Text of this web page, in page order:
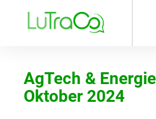
AgTech &
Oktober 2024